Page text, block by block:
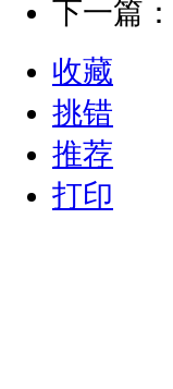
下一篇：
收藏
挑错
推荐
打印